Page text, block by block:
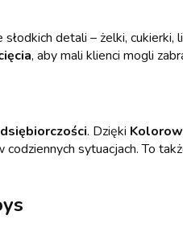
słodkich detali – żelki,
, aby mali klienci mogli
. Dzięki
sytuacjach. To